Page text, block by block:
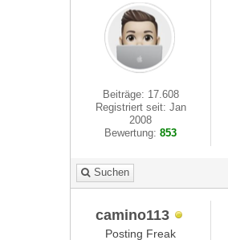
Beiträge: 17.608
Registriert seit: Jan
2008
Bewertung:853
Suchen
camino113
Posting Freak